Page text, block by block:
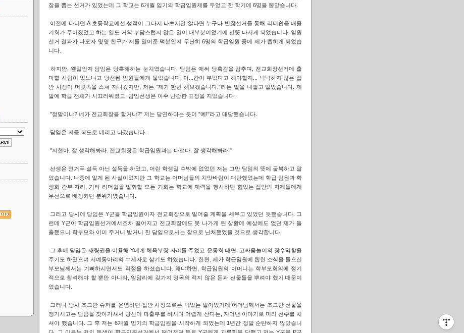
장을 뽑는 선거가 있었는데 그 학교는 6개월 임기의 학급임원제를 두었고 한 학기에 6명을 뽑았습니다.
이전에 다니던 A 초등학교에선 성적이 그다지 나쁘지만 않다면 누구나 반장선거를 통해 리더쉽을 배울
기회가 주어졌었고 하는 일도 거의 부담스럽지 않은 일이 대부분이었기에 선뜻 나서게 되었습니다. 임원
선거 결과가 나오자 몇몇 친구가 저를 밀어준 덕분인지 무난히 6명의 학급임원 중에 제가 뽑히게 되었습
니다.
하지만, 웬일인지 담임은 당혹해하는 눈치였습니다. 담임은 애써 당혹감을 감추며, 전교회장선거에 출
마할 사람이 없느냐고 당선된 임원들에게 물었습니다. 아...간이 부었다고 해야할지... 넉넉하지 않은 집
안 사정이 머릿속을 스쳐 지나갔지만, 저는 "제가 한번 해보겠습니다."라는 말을 내뱉고 말았습니다. 제
말에 학급 전체가 시끄러워졌고, 담임선생은 아주 난감한 표정을 지었습니다.
"정말이냐? 네가 전교회장을 할거냐?" 저는 당연하다는 듯이 "예!"라고 대답했습니다.
담임은 저를 복도로 데리고 나갔습니다.
"지현아. 잘 생각해봐라. 전교회장은 학급임원과는 다르다. 잘 생각해봐라."
선생은 연거푸 설득 아닌 설득을 하였고, 어린 학생일 수밖에 없었던 저는 그만 담임의 뜻에 굴복하고 말
았습니다. 나중에 알게 된 사실이었지만 그 학교는 어머님들의 치맛바람이 대단했었는데 학급 임원과 학
생회 간부 자리, 기타 리더쉽을 발휘할 모든 기회는 학교에 재력을 행사하던 힘있는 집안의 자제들에게
우선으로 배정되던 분위기였습니다.
그리고 당시에 담임은 Y군을 학급임원이자 전교회장으로 밀어줄 계획을 세우고 있었던 듯했습니다. 그
런데 Y군이 학급임원선거에서조차 떨어지고 전교회장에도 못 나가게 된 상황에 예상에도 없던 제가 돌
출했으니 학부모와 이미 주거니 받거니 한 담임으로서는 참으로 난처했었을 것으로 생각합니다.
그 후에 담임은 재량권을 이용해 Y에게 체육부장 자리를 주었고 운동회 때면, 고싸움놀이의 장수역할을
주기도 하였으며 서예동아리의 수제자로 삼기도 하였습니다. 한편, 제가 학급임원에 뽑힌 소식을 들으신
부모님께서는 기뻐하시면서도 걱정을 하셨습니다. 왜냐하면, 학급임원의 어머니는 학부모회의에 정기
적으로 참석해야 할 뿐만 아니라, 암암리에 갖가지 명목의 적지 않은 돈과 선물들을 뿌려야 했기 때문이
었습니다.
그러나 당시 조그만 슈퍼를 운영하던 집안 사정으로는 턱없는 일이었기에 어머님께서는 조그만 선물을
챙기시고는 담임을 찾아가셔서 당신이 파출부를 하시며 어렵게 산다는, 지어낸 이야기로 미리 선수를 치
셔야 했습니다. 그 후 저는 6개월 임기의 학급임원을 시작하게 되었는데 1년간 정말 순탄하지 않았습니